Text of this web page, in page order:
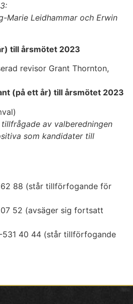
Marie Leidhammar och Erwin
till årsmötet 2023
revisor Grant Thornton,
(på ett år) till årsmötet 2023
av valberedningen
som kandidater till
88 (står tillförfogande för
52 (avsäger sig fortsatt
531 40 44 (står tillförfogande